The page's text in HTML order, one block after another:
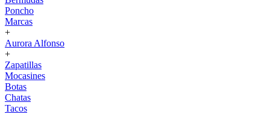
Poncho
Marcas
+
Aurora Alfonso
+
Zapatillas
Mocasines
Botas
Chatas
Tacos